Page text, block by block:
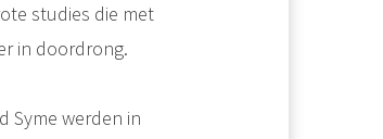
studies die met
in doordrong.
Syme werden in